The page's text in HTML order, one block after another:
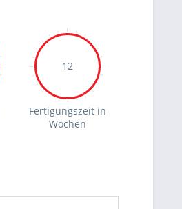
12
Fertigungszeit in
Wochen